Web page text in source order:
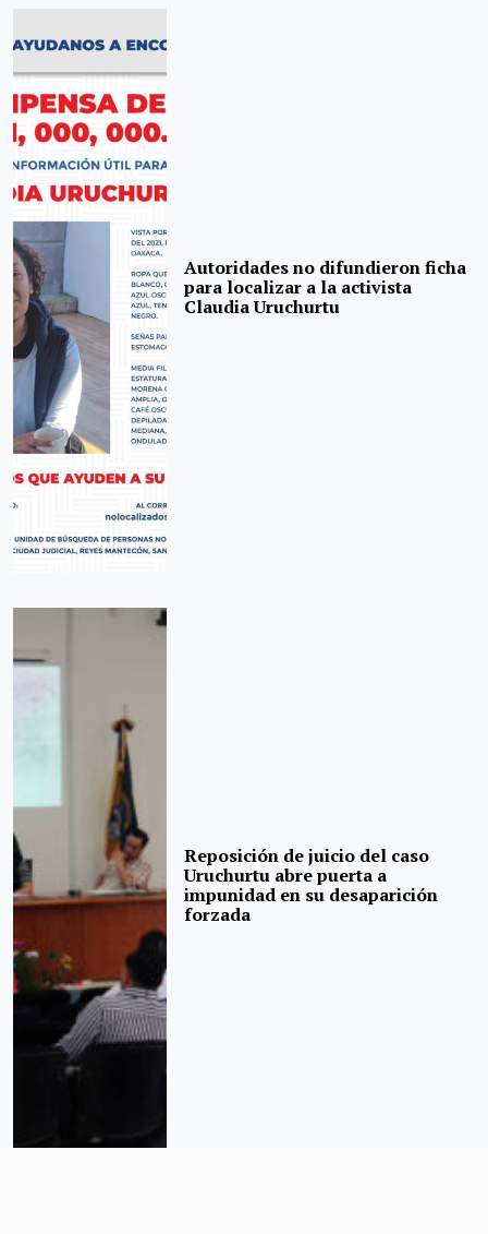
Autoridades no difundieron ficha
para localizar a la activista
Claudia Uruchurtu
Reposición de juicio del caso
Uruchurtu abre puerta a
impunidad en su desaparición
forzada